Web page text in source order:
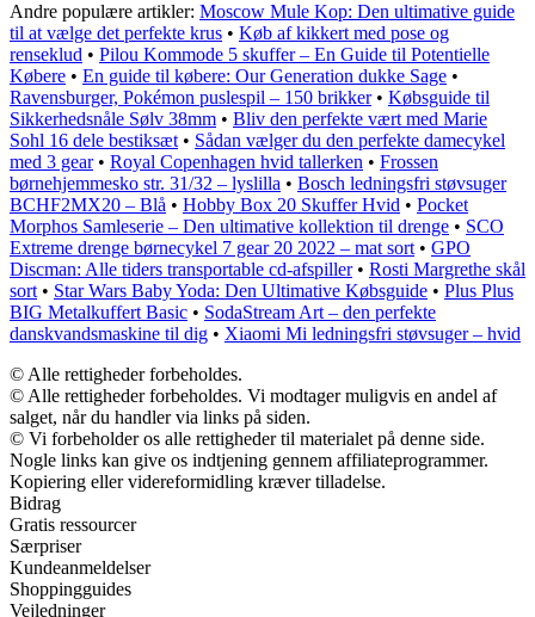
Andre populære artikler: Moscow Mule Kop: Den ultimative guide
til at vælge det perfekte krus • Køb af kikkert med pose og
renseklud • Pilou Kommode 5 skuffer – En Guide til Potentielle
Købere • En guide til købere: Our Generation dukke Sage •
Ravensburger, Pokémon puslespil – 150 brikker• Købsguide til
Sikkerhedsnåle Sølv 38mm • Bliv den perfekte vært med Marie
Sohl 16 dele bestiksæt • Sådan vælger du den perfekte damecykel
med 3 gear• Royal Copenhagen hvid tallerken • Frossen
børnehjemmesko str. 31/32 – lyslilla • Bosch ledningsfri støvsuger
BCHF2MX20 – Blå • Hobby Box 20 Skuffer Hvid • Pocket
Morphos Samleserie – Den ultimative kollektion til drenge • SCO
Extreme drenge børnecykel 7 gear 20 2022 – mat sort • GPO
Discman: Alle tiders transportable cd-afspiller• Rosti Margrethe skål
sort • Star Wars Baby Yoda: Den Ultimative Købsguide • Plus Plus
BIG Metalkuffert Basic • SodaStream Art – den perfekte
danskvandsmaskine til dig • Xiaomi Mi ledningsfri støvsuger – hvid
© Alle rettigheder forbeholdes.
© Alle rettigheder forbeholdes. Vi modtager muligvis en andel af
salget, når du handler via links på siden.
© Vi forbeholder os alle rettigheder til materialet på denne side.
Nogle links kan give os indtjening gennem affiliateprogrammer.
Kopiering eller videreformidling kræver tilladelse.
Bidrag
Gratis ressourcer
Særpriser
Kundeanmeldelser
Shoppingguides
Vejledninger